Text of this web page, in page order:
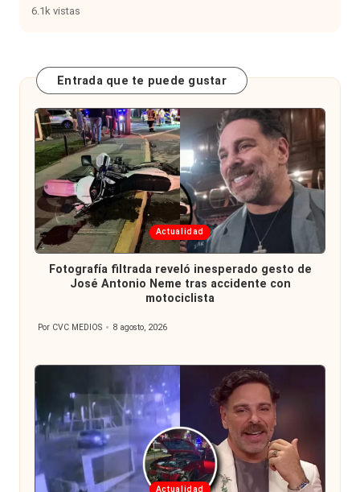
6.1k vistas
Entrada que te puede gustar
Publicada
en
Actualidad
Fotografía filtrada reveló inesperado gesto de
José Antonio Neme tras accidente con
motociclista
Publicado
Por CVC MEDIOS 8 agosto, 2026
Publicada
Actualidad